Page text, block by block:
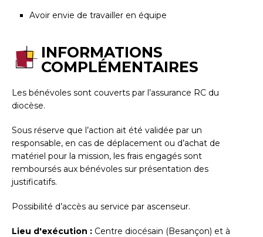
Avoir envie de travailler en équipe
INFORMATIONS
COMPLÉMENTAIRES
Les bénévoles sont couverts par l’assurance RC du
diocèse.
Sous réserve que l’action ait été validée par un
responsable, en cas de déplacement ou d’achat de
matériel pour la mission, les frais engagés sont
remboursés aux bénévoles sur présentation des
justificatifs.
Possibilité d’accès au service par ascenseur.
Lieu d'exécution : Centre diocésain (Besançon) et à